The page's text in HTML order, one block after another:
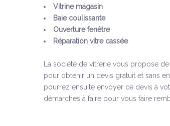
Vitrine magasin
Baie coulissante
Ouverture fenêtre
Réparation vitre cassée
La société de vitrerie vous propose
pour obtenir un devis gratuit et sans
pourrez ensuite envoyer ce devis à
démarches à faire pour vous faire